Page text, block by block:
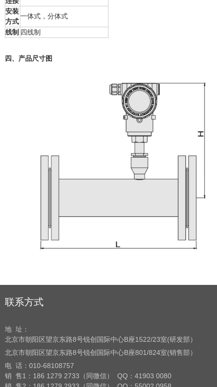
安装
方式
一体式，分体式
线制 四线制
四、产品尺寸图
联系方式
地 址：
北京市朝阳区望京东路8号锐创国际中心B座1522/23室(研发部）
北京市朝阳区望京东路8号锐创国际中心B座801/824室(销售部）
电 话： 010-68108757
销 售1：186 1279 2733（同微信） QQ：41903 0080